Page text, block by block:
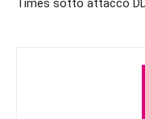
Times sotto attacco